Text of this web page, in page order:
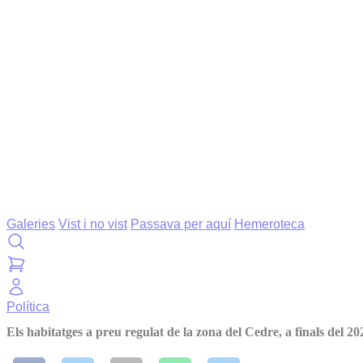
Galeries Vist i no vist Passava per aquí Hemeroteca
Política
Els habitatges a preu regulat de la zona del Cedre, a finals del